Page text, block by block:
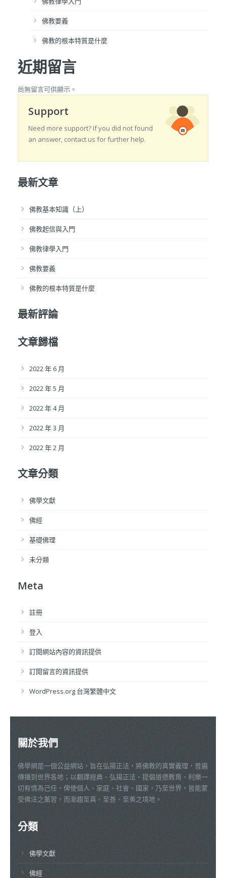
佛教要義
佛教的根本特質是什麼
近期留言
尚無留言可供顯示。
Support
Need more support? If you did not found
an answer, contact us for further help.
最新文章
佛教基本知識（上）
佛教起信與入門
佛教律學入門
佛教要義
佛教的根本特質是什麼
最新評論
文章歸檔
2022 年 6 月
2022 年 5 月
2022 年 4 月
2022 年 3 月
2022 年 2 月
文章分類
佛學文獻
佛經
基礎佛理
未分類
Meta
註冊
登入
訂閱網站內容的資訊提供
訂閱留言的資訊提供
WordPress.org 台灣繁體中文
關於我們
佛學網是一個公益網站，旨在弘揚正法，將佛教的真實義理，普遍
傳播到世界各地；以翻譯經典、弘揚正法、提倡道德教育、利樂一
切有情為己任，俾使個人、家庭、社會、國家，乃至世界，皆能蒙
受佛法之薰習，而漸趨至真、至善、至美之境地。
分類
佛學文獻
佛經